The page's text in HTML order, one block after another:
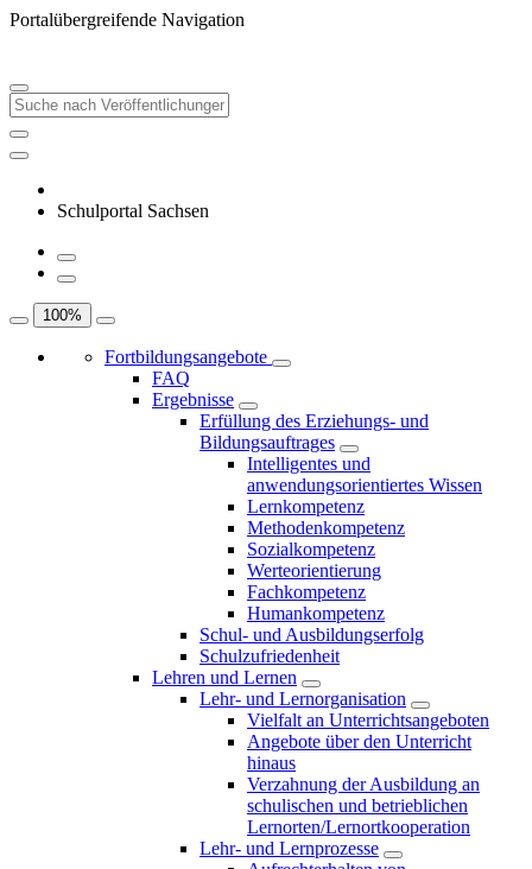
Portalübergreifende Navigation
Schulportal Sachsen
100%
Fortbildungsangebote
FAQ
Ergebnisse
Erfüllung des Erziehungs- und
Bildungsauftrages
Intelligentes und
anwendungsorientiertes Wissen
Lernkompetenz
Methodenkompetenz
Sozialkompetenz
Werteorientierung
Fachkompetenz
Humankompetenz
Schul- und Ausbildungserfolg
Schulzufriedenheit
Lehren und Lernen
Lehr- und Lernorganisation
Vielfalt an Unterrichtsangeboten
Angebote über den Unterricht
hinaus
Verzahnung der Ausbildung an
schulischen und betrieblichen
Lernorten/Lernortkooperation
Lehr- und Lernprozesse